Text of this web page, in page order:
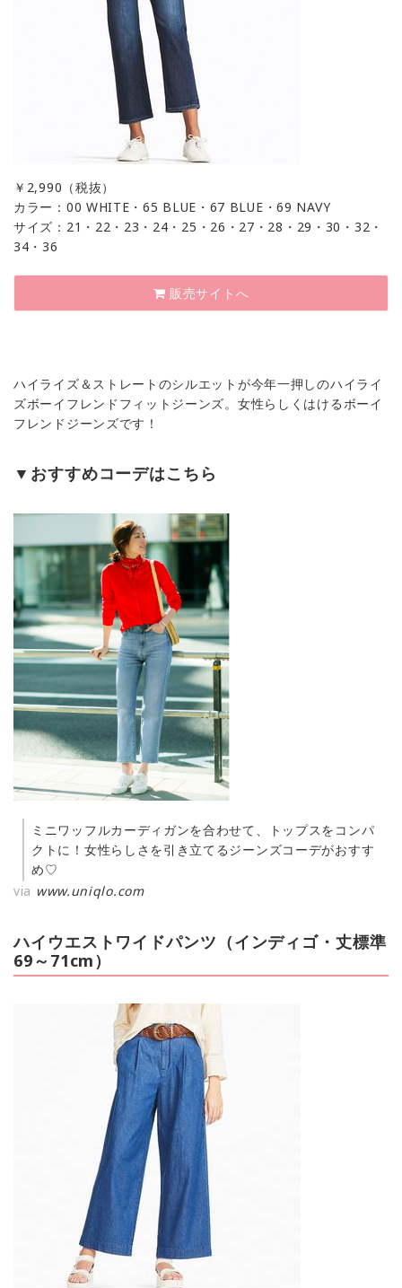
￥ 2,990（税抜）
カラー：00 WHITE・65 BLUE・67 BLUE・69 NAVY
サイズ：21・22・23・24・25・26・27・28・29・30・32・
34・36
販売サイトへ
ハイライズ＆ストレートのシルエットが今年一押しのハイライ
ズボーイフレンドフィットジーンズ。女性らしくはけるボーイ
フレンドジーンズです！
▼おすすめコーデはこちら
ミニワッフルカーディガンを合わせて、トップスをコンパ
クトに！女性らしさを引き立てるジーンズコーデがおすす
め♡
via www.uniqlo.com
ハイウエストワイドパンツ（インディゴ・丈標準
69～71cm）